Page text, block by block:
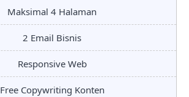
Maksimal 4 Halaman
2 Email Bisnis
Responsive Web
Free Copywriting Konten